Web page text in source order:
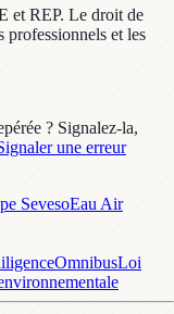
et REP. Le droit de
et les
? Signalez-la,
une erreur
SevesoEau Air
OmnibusLoi